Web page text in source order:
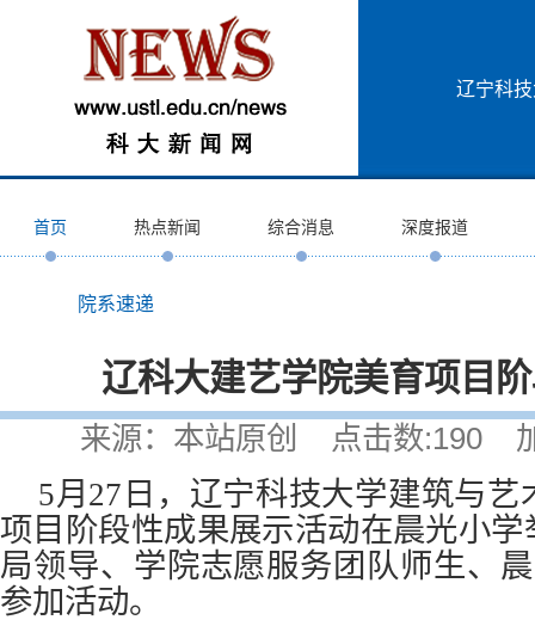
辽宁科
首页 热点新闻 综合消息 深度报道
院系速递
辽科大建艺学院美育项目
来源：本站原创 点击数:190
5月27日，辽宁科技大学建筑与
项目阶段性成果展示活动在晨光小
局领导、学院志愿服务团队师生、
参加活动。